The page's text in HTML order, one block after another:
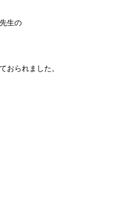
生の
おられました。